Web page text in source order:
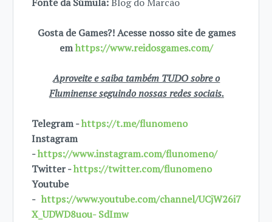
Gosta de Games?! Acesse nosso site de games
emhttps://www.reidosgames.com/
Aproveite e saiba também TUDO sobre o
Fluminense seguindo nossas redes sociais.
Telegram -https://t.me/flunomeno
Instagram
-https://www.instagram.com/flunomeno/
Twitter -https://twitter.com/flunomeno
Youtube
-https://www.youtube.com/channel/UCjW26i7
X_UDWD8uou- SdImw